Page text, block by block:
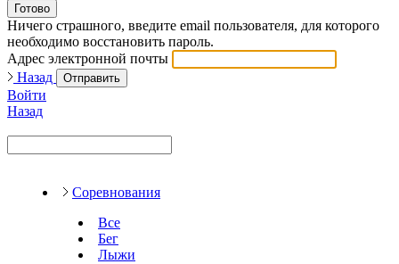
Готово
Ничего страшного, введите email пользователя, для которого
необходимо восстановить пароль.
Адрес электронной почты
Назад
Отправить
Войти
Назад
Соревнования
Все
Бег
Лыжи